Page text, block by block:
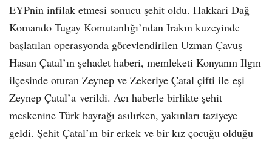
EYPnin infilak etmesi sonucu şehit oldu. Hakkari Dağ
Komando Tugay Komutanlığı’ndan Irakın kuzeyinde
başlatılan operasyonda görevlendirilen Uzman Çavuş
Hasan Çatal’ın şehadet haberi, memleketi Konyanın Ilgın
ilçesinde oturan Zeynep ve Zekeriye Çatal çifti ile eşi
Zeynep Çatal’a verildi. Acı haberle birlikte şehit
meskenine Türk bayrağı asılırken, yakınları taziyeye
geldi. Şehit Çatal’ın bir erkek ve bir kız çocuğu olduğu